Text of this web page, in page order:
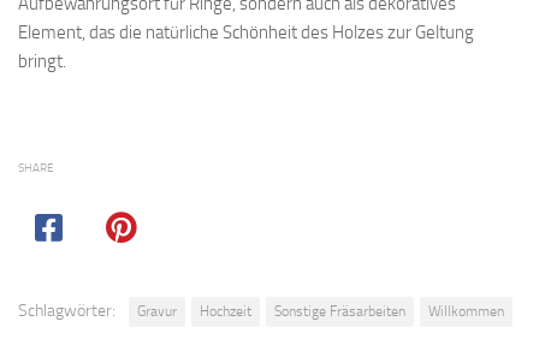
Element, das die natürliche Schönheit des Holzes zur Geltung
bringt.
SHARE
Schlagwörter: Gravur Hochzeit Sonstige Fräsarbeiten Willkommen